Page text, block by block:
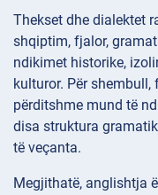
Thekset dhe dialektet
shqiptim, fjalor,
ndikimet historike,
kulturor. Për
përditshme mund të
disa struktura
të veçanta.
Megjithatë, anglishtja